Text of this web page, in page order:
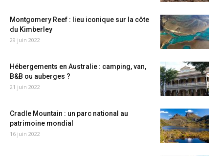
Montgomery Reef : lieu iconique sur la côte
du Kimberley
29 juin 2022
Hébergements en Australie : camping, van,
B&B ou auberges ?
21 juin 2022
Cradle Mountain : un parc national au
patrimoine mondial
16 juin 2022